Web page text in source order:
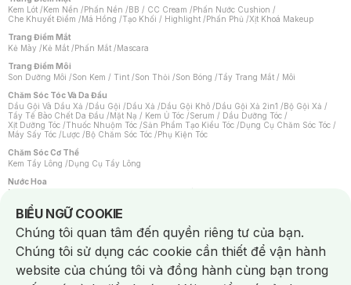
Kem Lót /Kem Nền /Phấn Nền /BB / CC Cream /Phấn Nước Cushion /
Che Khuyết Điểm /Má Hồng /Tạo Khối / Highlight /Phấn Phủ /Xịt Khoá Makeup
Trang Điểm Mắt
Kẻ Mày /Kẻ Mắt /Phấn Mắt /Mascara
Trang Điểm Môi
Son Dưỡng Môi /Son Kem / Tint /Son Thỏi /Son Bóng /Tẩy Trang Mắt / Môi
Chăm Sóc Tóc Và Da Đầu
Dầu Gội Và Dầu Xả /Dầu Gội /Dầu Xả /Dầu Gội Khô /Dầu Gội Xả 2in1 /Bộ Gội Xả /
Tẩy Tế Bào Chết Da Đầu /Mặt Nạ / Kem Ủ Tóc /Serum / Dầu Dưỡng Tóc /
Xịt Dưỡng Tóc /Thuốc Nhuộm Tóc /Sản Phẩm Tạo Kiểu Tóc /Dụng Cụ Chăm Sóc Tóc /
Máy Sấy Tóc /Lược /Bộ Chăm Sóc Tóc /Phụ Kiện Tóc
Chăm Sóc Cơ Thể
Kem Tẩy Lông /Dụng Cụ Tẩy Lông
Nước Hoa
Nước Hoa Nữ
Chăm Sóc Cá Nhân
Chống Muỗi /Khẩu Trang /Máy Massage/Mặt Nạ Xông Hơi /Nước Rửa Tay/
Sản Phẩm Chăm Sóc Khác /Bàn Chải Đánh Răng /Bàn Chải Điện/
Hỗ Trợ Trắng Răng/Kem Đánh Răng /Máy Tăm Nước/ Nước Súc Miệng/
Tăm / Chỉ Nha Khoa/ Xịt Thơm Miệng / Dung Dịch Vệ Sinh/Dưỡng Vùng Kín/
Khăn Ướt Vệ Sinh Vùng Kín/Băng Vệ Sinh/Tampon/Bọt Cạo Râu /Dao Cạo Râu/
Máy Cạo Râu
BIỂU NGỮ COOKIE
Notice about cookies usage
Chúng tôi quan tâm đến quyền riêng tư của bạn.
Chúng tôi sử dụng các cookie cần thiết để vận hành
website của chúng tôi và đồng hành cùng bạn trong